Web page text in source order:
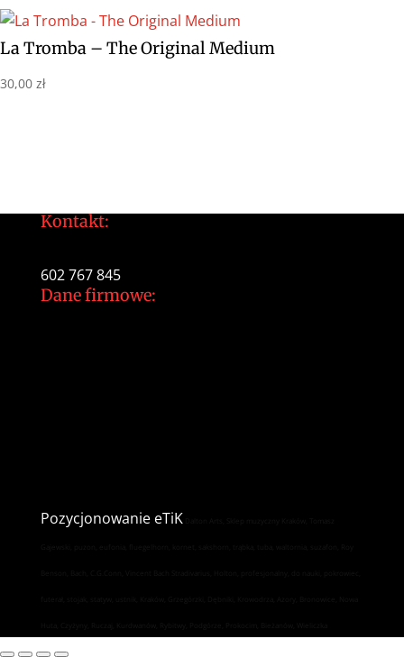
La Tromba – The Original Medium
30,00 zł
Kontakt:
602 767 845
Dane firmowe:
Pozycjonowanie eTiK